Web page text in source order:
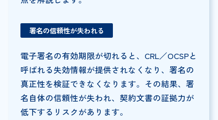
署名の信頼性が失われる
電子署名の有効期限が切れると、CRL／OCSPと
呼ばれる失効情報が提供されなくなり、署名の
真正性を検証できなくなります。その結果、署
名自体の信頼性が失われ、契約文書の証拠力が
低下するリスクがあります。